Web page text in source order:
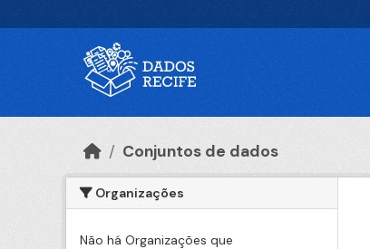
Conjuntos de dados
Organizações
Não há Organizações que